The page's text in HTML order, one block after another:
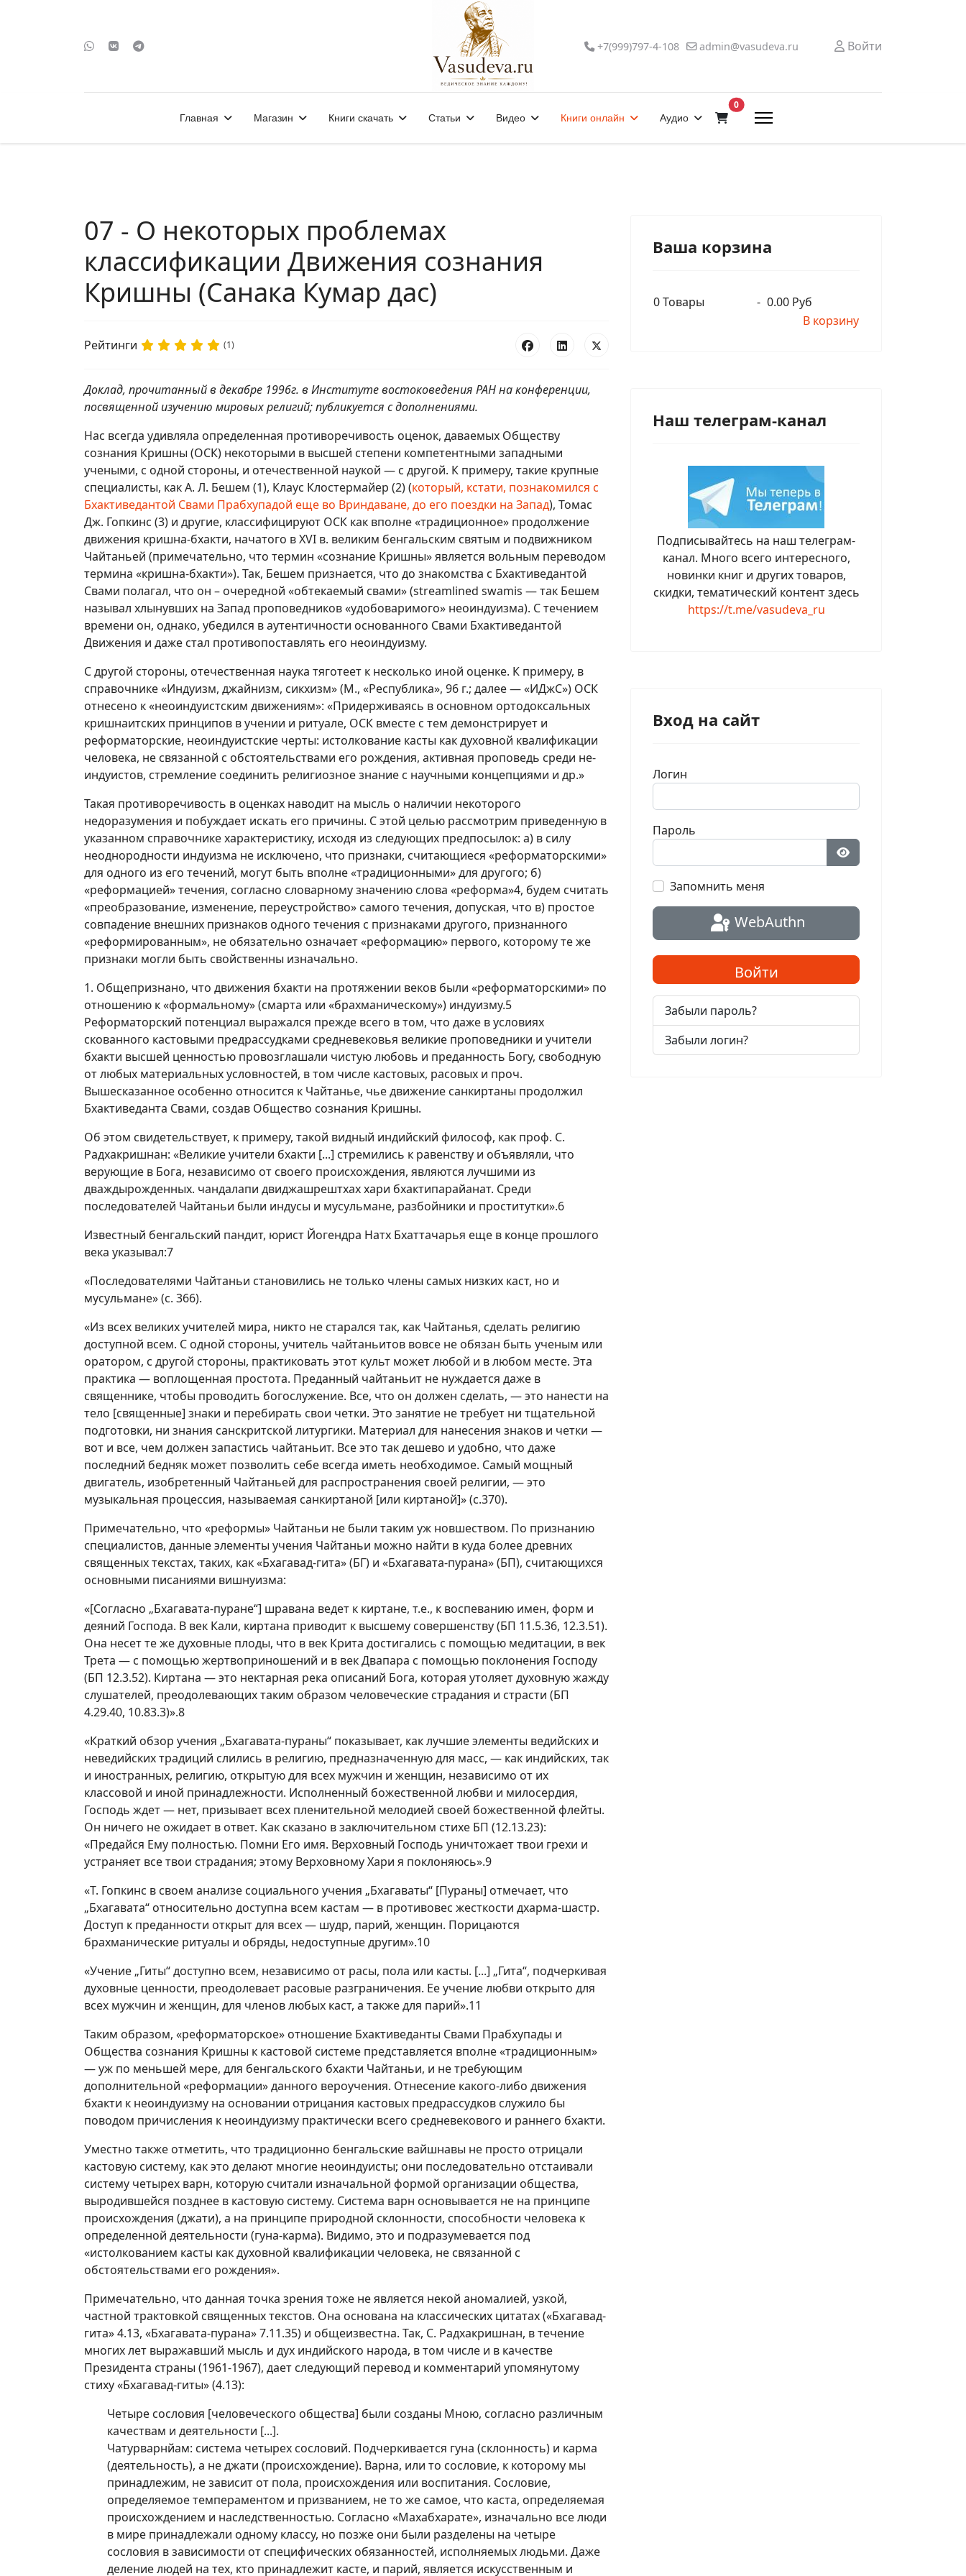
+7(999)797-4-108 admin@vasudeva.ru Войти
Главная Магазин Книги скачать Статьи Видео Книги онлайн Аудио
0В корзину
07 - О некоторых проблемах
классификации Движения сознания
Кришны (Санака Кумар дас)
Рейтинги (1)
Доклад, прочитанный в декабре 1996г. в Институте востоковедения РАН на конференции,
посвященной изучению мировых религий; публикуется с дополнениями.
Нас всегда удивляла определенная противоречивость оценок, даваемых Обществу
сознания Кришны (ОСК) некоторыми в высшей степени компетентными западными
учеными, с одной стороны, и отечественной наукой — с другой. К примеру, такие крупные
специалисты, как А. Л. Бешем (1), Клаус Клостермайер (2) (который, кстати, познакомился с
Бхактиведантой Свами Прабхупадой еще во Вриндаване, до его поездки на Запад), Томас
Дж. Гопкинс (3) и другие, классифицируют ОСК как вполне «традиционное» продолжение
движения кришна-бхакти, начатого в XVI в. великим бенгальским святым и подвижником
Чайтаньей (примечательно, что термин «сознание Кришны» является вольным переводом
термина «кришна-бхакти»). Так, Бешем признается, что до знакомства с Бхактиведантой
Свами полагал, что он – очередной «обтекаемый свами» (streamlined swamis — так Бешем
называл хлынувших на Запад проповедников «удобоваримого» неоиндуизма). С течением
времени он, однако, убедился в аутентичности основанного Свами Бхактиведантой
Движения и даже стал противопоставлять его неоиндуизму.
С другой стороны, отечественная наука тяготеет к несколько иной оценке. К примеру, в
справочнике «Индуизм, джайнизм, сикхизм» (М., «Республика», 96 г.; далее — «ИДжС») ОСК
отнесено к «неоиндуистским движениям»: «Придерживаясь в основном ортодоксальных
кришнаитских принципов в учении и ритуале, ОСК вместе с тем демонстрирует и
реформаторские, неоиндуистские черты: истолкование касты как духовной квалификации
человека, не связанной с обстоятельствами его рождения, активная проповедь среди не-
индуистов, стремление соединить религиозное знание с научными концепциями и др.»
Такая противоречивость в оценках наводит на мысль о наличии некоторого
недоразумения и побуждает искать его причины. С этой целью рассмотрим приведенную в
указанном справочнике характеристику, исходя из следующих предпосылок: а) в силу
неоднородности индуизма не исключено, что признаки, считающиеся «реформаторскими»
для одного из его течений, могут быть вполне «традиционными» для другого; б)
«реформацией» течения, согласно словарному значению слова «реформа»4, будем считать
«преобразование, изменение, переустройство» самого течения, допуская, что в) простое
совпадение внешних признаков одного течения с признаками другого, признанного
«реформированным», не обязательно означает «реформацию» первого, которому те же
признаки могли быть свойственны изначально.
1. Общепризнано, что движения бхакти на протяжении веков были «реформаторскими» по
отношению к «формальному» (смарта или «брахманическому») индуизму.5
Реформаторский потенциал выражался прежде всего в том, что даже в условиях
скованного кастовыми предрассудками средневековья великие проповедники и учители
бхакти высшей ценностью провозглашали чистую любовь и преданность Богу, свободную
от любых материальных условностей, в том числе кастовых, расовых и проч.
Вышесказанное особенно относится к Чайтанье, чье движение санкиртаны продолжил
Бхактиведанта Свами, создав Общество сознания Кришны.
Об этом свидетельствует, к примеру, такой видный индийский философ, как проф. С.
Радхакришнан: «Великие учители бхакти [...] стремились к равенству и объявляли, что
верующие в Бога, независимо от своего происхождения, являются лучшими из
дваждырожденных. чандалапи двиджашрештхах хари бхактипарайанат. Среди
последователей Чайтаньи были индусы и мусульмане, разбойники и проститутки».6
Известный бенгальский пандит, юрист Йогендра Натх Бхаттачарья еще в конце прошлого
века указывал:7
«Последователями Чайтаньи становились не только члены самых низких каст, но и
мусульмане» (с. 366).
«Из всех великих учителей мира, никто не старался так, как Чайтанья, сделать религию
доступной всем. C одной стороны, учитель чайтаньитов вовсе не обязан быть ученым или
оратором, с другой стороны, практиковать этот культ может любой и в любом месте. Эта
практика — воплощенная простота. Преданный чайтаньит не нуждается даже в
священнике, чтобы проводить богослужение. Все, что он должен сделать, — это нанести на
тело [священные] знаки и перебирать свои четки. Это занятие не требует ни тщательной
подготовки, ни знания санскритской литургики. Материал для нанесения знаков и четки —
вот и все, чем должен запастись чайтаньит. Все это так дешево и удобно, что даже
последний бедняк может позволить себе всегда иметь необходимое. Самый мощный
двигатель, изобретенный Чайтаньей для распространения своей религии, — это
музыкальная процессия, называемая санкиртаной [или киртаной]» (с.370).
Примечательно, что «реформы» Чайтаньи не были таким уж новшеством. По признанию
специалистов, данные элементы учения Чайтаньи можно найти в куда более древних
священных текстах, таких, как «Бхагавад-гитa» (БГ) и «Бхагавата-пурана» (БП), считающихся
основными писаниями вишнуизма:
«[Согласно „Бхагавата-пуране“] шравана ведет к киртане, т.е., к воспеванию имен, форм и
деяний Господа. В век Кали, киртана приводит к высшему совершенству (БП 11.5.36, 12.3.51).
Она несет те же духовные плоды, что в век Крита достигались с помощью медитации, в век
Трета — с помощью жертвоприношений и в век Двапара с помощью поклонения Господу
(БП 12.3.52). Киртана — это нектарная река описаний Бога, которая утоляет духовную жажду
слушателей, преодолевающих таким образом человеческие страдания и страсти (БП
4.29.40, 10.83.3)».8
«Краткий обзор учения „Бхагавата-пураны“ показывает, как лучшие элементы ведийских и
неведийских традиций слились в религию, предназначенную для масс, — как индийских, так
и иностранных, религию, открытую для всех мужчин и женщин, независимо от их
классовой и иной принадлежности. Исполненный божественной любви и милосердия,
Господь ждет — нет, призывает всех пленительной мелодией своей божественной флейты.
Он ничего не ожидает в ответ. Как сказано в заключительном стихе БП (12.13.23):
«Предайся Ему полностью. Помни Его имя. Верховный Господь уничтожает твои грехи и
устраняет все твои страдания; этому Верховному Хари я поклоняюсь».9
«Т. Гопкинс в своем анализе социального учения „Бхагаваты“ [Пураны] отмечает, что
„Бхагавата“ относительно доступна всем кастам — в противовес жесткости дхарма-шастр.
Доступ к преданности открыт для всех — шудр, парий, женщин. Порицаются
брахманические ритуалы и обряды, недоступные другим».10
«Учение „Гиты“ доступно всем, независимо от расы, пола или касты. [...] „Гита“, подчеркивая
духовные ценности, преодолевает расовые разграничения. Ее учение любви открыто для
всех мужчин и женщин, для членов любых каст, а также для парий».11
Таким образом, «реформаторское» отношение Бхактиведанты Свами Прабхупады и
Общества сознания Кришны к кастовой системе представляется вполне «традиционным»
— уж по меньшей мере, для бенгальского бхакти Чайтаньи, и не требующим
дополнительной «реформации» данного вероучения. Отнесение какого-либо движения
бхакти к неоиндуизму на основании отрицания кастовых предрассудков служило бы
поводом причисления к неоиндуизму практически всего средневекового и раннего бхакти.
Уместно также отметить, что традиционно бенгальские вайшнавы не просто отрицали
кастовую систему, как это делают многие неоиндуисты; они последовательно отстаивали
систему четырех варн, которую считали изначальной формой организации общества,
выродившейся позднее в кастовую систему. Система варн основывается не на принципе
происхождения (джати), а на принципе природной склонности, способности человека к
определенной деятельности (гуна-карма). Видимо, это и подразумевается под
«истолкованием касты как духовной квалификации человека, не связанной с
обстоятельствами его рождения».
Примечательно, что данная точка зрения тоже не является некой аномалией, узкой,
частной трактовкой священных текстов. Она основана на классических цитатах («Бхагавад-
гита» 4.13, «Бхагавата-пурана» 7.11.35) и общеизвестна. Так, С. Радхакришнан, в течение
многих лет выражавший мысль и дух индийского народа, в том числе и в качестве
Президента страны (1961-1967), дает следующий перевод и комментарий упомянутому
стиху «Бхагавад-гиты» (4.13):
Четыре сословия [человеческого общества] были созданы Мною, согласно различным
качествам и деятельности [...].
Чатурварнйам: система четырех сословий. Подчеркивается гуна (склонность) и карма
(деятельность), а не джати (происхождение). Варна, или то сословие, к которому мы
принадлежим, не зависит от пола, происхождения или воспитания. Сословие,
определяемое темпераментом и призванием, не то же самое, что каста, определяемая
происхождением и наследственностью. Согласно «Махабхарате», изначально все люди
в мире принадлежали одному классу, но позже они были разделены на четыре
сословия в зависимости от специфических обязанностей, исполняемых людьми. Даже
деление людей на тех, кто принадлежит касте, и парий, является искусственным и
Ваша корзина
0Товары - 0.00 Руб
В корзину
Наш телеграм-канал
Подписывайтесь на наш телеграм-
канал. Много всего интересного,
новинки книг и других товаров,
скидки, тематический контент здесь
https://t.me/vasudeva_ru
Вход на сайт
Логин
Пароль
Показать пароль
Запомнить меня
WebAuthn
Войти
Забыли пароль?
Забыли логин?